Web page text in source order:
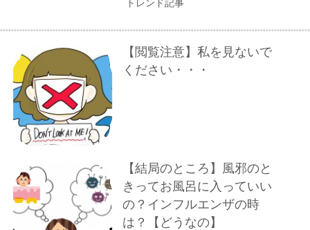
トレンド記事
【閲覧注意】私を見ないで
ください・・・
【結局のところ】風邪のと
きってお風呂に入っていい
の？インフルエンザの時
は？【どうなの】